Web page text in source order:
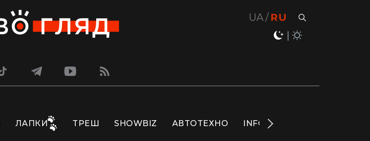
UA RU
ЛАПКИ ТРЕШ SHOWBIZ АВТОТЕХНО INFO